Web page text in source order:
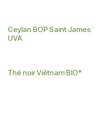
Ceylan BOP Saint James
UVA
BIO
Thé noir Viêtnam BIO*